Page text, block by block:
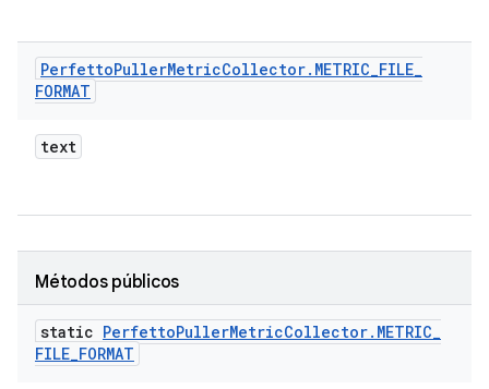
PerfettoPullerMetricCollector. METRIC_FILE_
FORMAT
text
Métodos públicos
static PerfettoPullerMetricCollector. METRIC_
FILE_FORMAT